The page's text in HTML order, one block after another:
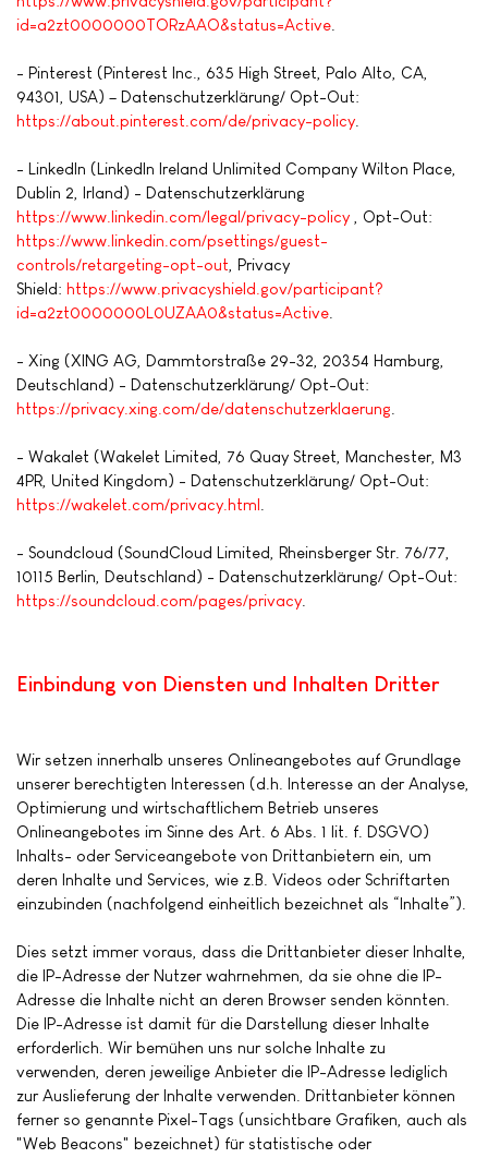
id=a2zt0000000TORzAAO&status=Active
- Pinterest (Pinterest Inc., 635 High Street, Palo Alto, CA,
94301, USA) – Datenschutzerklärung/ Opt-Out:
https://about.pinterest.com/de/privacy-policy
- LinkedIn (LinkedIn Ireland Unlimited Company Wilton Place,
Dublin 2, Irland) - Datenschutzerklärung
https://www.linkedin.com/legal/privacy-policy , Opt-Out:
https://www.linkedin.com/psettings/guest-
controls/retargeting-opt-out , Privacy
Shield: https://www.privacyshield.gov/participant?
id=a2zt0000000L0UZAA0&status=Active
- Xing (XING AG, Dammtorstraße 29-32, 20354 Hamburg,
Deutschland) - Datenschutzerklärung/ Opt-Out:
https://privacy.xing.com/de/datenschutzerklaerung
- Wakalet (Wakelet Limited, 76 Quay Street, Manchester, M3
4PR, United Kingdom) - Datenschutzerklärung/ Opt-Out:
https://wakelet.com/privacy.html
- Soundcloud (SoundCloud Limited, Rheinsberger Str. 76/77,
10115 Berlin, Deutschland) - Datenschutzerklärung/ Opt-Out:
https://soundcloud.com/pages/privacy
Einbindung von Diensten und Inhalten Dritter
Wir setzen innerhalb unseres Onlineangebotes auf Grundlage
unserer berechtigten Interessen (d.h. Interesse an der Analyse,
Optimierung und wirtschaftlichem Betrieb unseres
Onlineangebotes im Sinne des Art. 6 Abs. 1 lit. f. DSGVO)
Inhalts- oder Serviceangebote von Drittanbietern ein, um
deren Inhalte und Services, wie z.B. Videos oder Schriftarten
einzubinden (nachfolgend einheitlich bezeichnet als “Inhalte”).
Dies setzt immer voraus, dass die Drittanbieter dieser Inhalte,
die IP-Adresse der Nutzer wahrnehmen, da sie ohne die IP-
Adresse die Inhalte nicht an deren Browser senden könnten.
Die IP-Adresse ist damit für die Darstellung dieser Inhalte
erforderlich. Wir bemühen uns nur solche Inhalte zu
verwenden, deren jeweilige Anbieter die IP-Adresse lediglich
zur Auslieferung der Inhalte verwenden. Drittanbieter können
ferner so genannte Pixel-Tags (unsichtbare Grafiken, auch als
"Web Beacons" bezeichnet) für statistische oder